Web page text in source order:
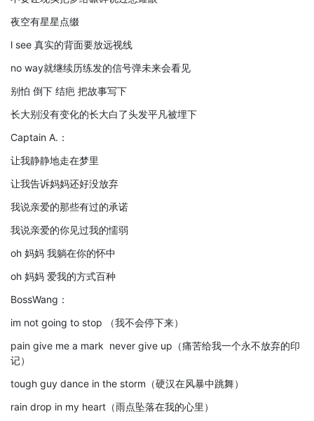
夜空有星星点缀
l see 真实的背面要放远视线
no way就继续历练发的信号弹未来会看见
别怕 倒下 结疤 把故事写下
长大别没有变化的长大白了头发平凡被埋下
Captain A.：
让我静静地走在梦里
让我告诉妈妈还好没放弃
我说亲爱的那些有过的承诺
我说亲爱的你见过我的懦弱
oh 妈妈 我躺在你的怀中
oh 妈妈 爱我的方式百种
BossWang：
im not going to stop （我不会停下来）
pain give me a mark never give up（痛苦给我一个永不放弃的印
记）
tough guy dance in the storm（硬汉在风暴中跳舞）
rain drop in my heart（雨点坠落在我的心里）